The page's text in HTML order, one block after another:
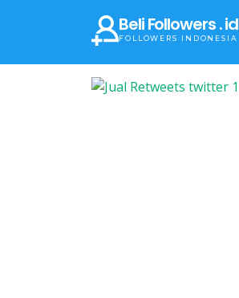
Beli Followers . id
FOLLOWERS INDONESIA